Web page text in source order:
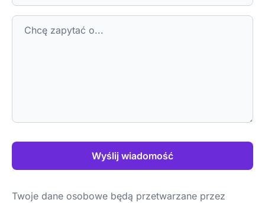
Wyślij wiadomość
Twoje dane osobowe będą przetwarzane przez